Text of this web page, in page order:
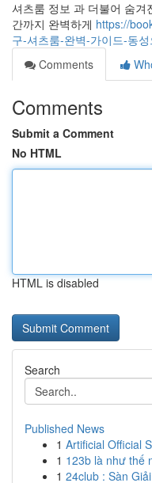
셔츠룸 정보 과 더불어 숨겨
간까지 완벽하게 https://
구-셔츠룸-완벽-가이드-동
Comments
Comments
Submit a Comment
No HTML
HTML is disabled
Search
Published News
1 Artificial Official
1 123b là như thế
1 24club : Sàn